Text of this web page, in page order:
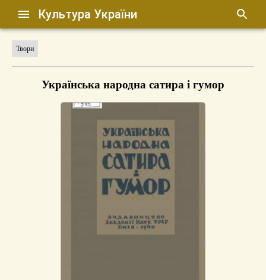
Культура України
Твори
Українська народна сатира і гумор